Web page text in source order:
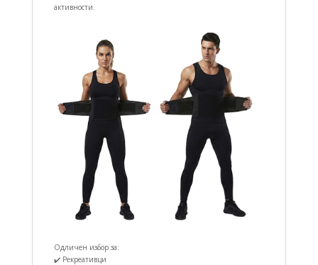
активности.
Одличен избор за:
✔️ Рекреативци